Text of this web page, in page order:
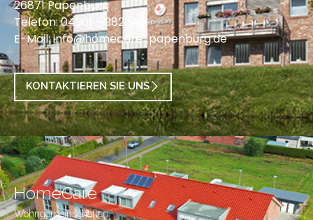
26871 Papenburg
Telefon: 04961 – 982240
E-Mail:info@homecare-papenburg.de
KONTAKTIEREN SIE UNS
HomeCare
Wohngemeinschaften